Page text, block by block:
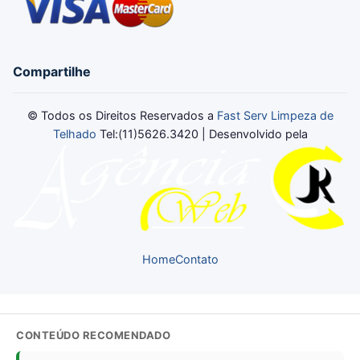
Compartilhe
© Todos os Direitos Reservados a Fast Serv Limpeza de
Telhado Tel:(11)5626.3420 | Desenvolvido pela
HomeContato
CONTEÚDO RECOMENDADO